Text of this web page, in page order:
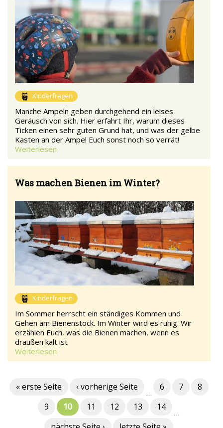
Kinderfragen
Manche Ampeln geben durchgehend ein leises
Geräusch von sich. Hier erfahrt Ihr, warum dieses
Ticken einen sehr guten Grund hat, und was der gelbe
Kasten an der Ampel Euch sonst noch so verrät!
Weiterlesen
Was machen Bienen im Winter?
Kinderfragen
Im Sommer herrscht ein ständiges Kommen und
Gehen am Bienenstock. Im Winter wird es ruhig. Wir
erzählen Euch, was die Bienen machen, wenn es
draußen kalt ist
Weiterlesen
« erste Seite ‹ vorherige Seite
…
6 7
8
9
10 11 12 13 14
…